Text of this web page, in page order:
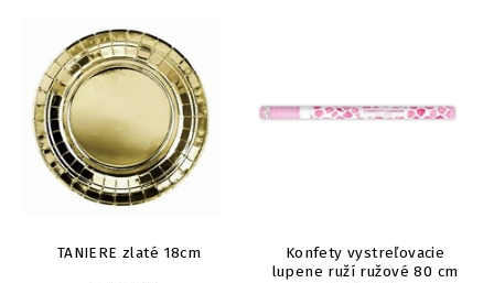
TANIERE zlaté 18cm
Konfety vystreľovacie
lupene ruží ružové 80 cm